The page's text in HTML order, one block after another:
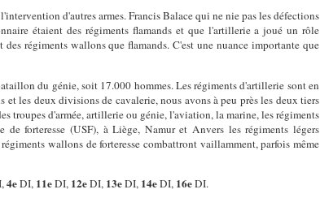
d'autres armes. Francis Balace qui ne nie pas les défections
étaient des régiments flamands et que l'artillerie a joué un rôle
régiments wallons que flamands. C'est une nuance importante que
du génie, soit 17.000 hommes. Les régiments d'artillerie sont en
les deux divisions de cavalerie, nous avons à peu près les deux tiers
troupes d'armée, artillerie ou génie, l'aviation, la marine, les régiments
forteresse (USF), à Liège, Namur et Anvers les régiments légers
wallons de forteresse combattront vaillamment, parfois même
4eDI, 11eDI, 12eDI, 13eDI, 14eDI, 16eDI.